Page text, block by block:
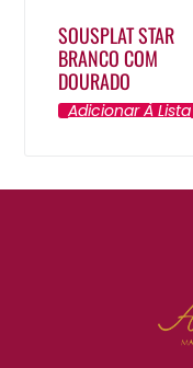
SOUSPLAT STAR
BRANCO COM
DOURADO
Adicionar À Lista